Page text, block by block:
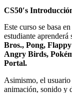
CS50′s
Este curso se basa
estudiante
Bros., Pong,
Angry Birds,
Portal.
Asimismo, el
animación, sonido y